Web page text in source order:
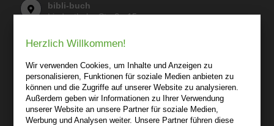
bibli-buch
Lindenthaler Straße 15
Wir sind gerne für Sie persönlich da.
Über bibli-buch.de
+
AGB
Herzlich Willkommen!
Wir verwenden Cookies, um Inhalte und Anzeigen zu
personalisieren, Funktionen für soziale Medien anbieten zu
können und die Zugriffe auf unserer Website zu analysieren.
Außerdem geben wir Informationen zu Ihrer Verwendung
unserer Website an unsere Partner für soziale Medien,
Werbung und Analysen weiter. Unsere Partner führen diese